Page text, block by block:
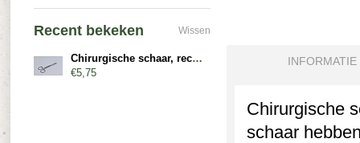
INFORMATIE
Chirurgische
schaar
Recent bekeken Wissen
Chirurgische schaar, recht, stomp/stomp
€5,75